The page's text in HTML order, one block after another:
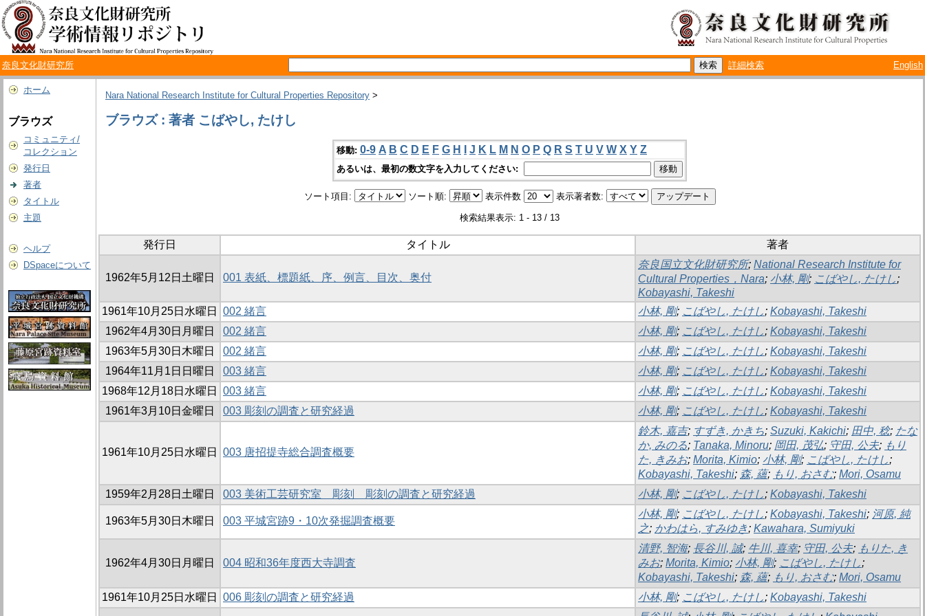
奈良文化財研究所 詳細検索 English
ホーム
ブラウズ
コミュニティ/
コレクション
発行日
著者
タイトル
主題
ヘルプ
DSpaceについて
Nara National Research Institute for Cultural Properties Repository >
ブラウズ : 著者 こばやし, たけし
移動: 0-9 A B C D E F G H J K L M N O P Q R S T U V W X Y Z
あるいは、最初の数文字を入力してください:
ソート項目: ソート順: 表示件数 表示著者数:
検索結果表示: 1 - 13 / 13
発行日 タイトル 著者
1962年5月12日土曜日 001 表紙、標題紙、序、例言、目次、奥付
奈良国立文化財研究所; National Research Institute for
Cultural Properties，Nara; 小林, 剛; こばやし, たけし;
Kobayashi, Takeshi
1961年10月25日水曜日
002 緒言 小林, 剛; こばやし, たけし; Kobayashi, Takeshi
1962年4月30日月曜日
002 緒言 小林, 剛; こばやし, たけし; Kobayashi, Takeshi
1963年5月30日木曜日
002 緒言 小林, 剛; こばやし, たけし; Kobayashi, Takeshi
1964年11月1日日曜日
003 緒言 小林, 剛; こばやし, たけし; Kobayashi, Takeshi
1968年12月18日水曜日
003 緒言 小林, 剛; こばやし, たけし; Kobayashi, Takeshi
1961年3月10日金曜日
003 彫刻の調査と研究経過 小林, 剛; こばやし, たけし; Kobayashi, Takeshi
1961年10月25日水曜日 003 唐招提寺総合調査概要
鈴木, 嘉吉; すずき, かきち; Suzuki, Kakichi; 田中, 稔; たな
か, みのる; Tanaka, Minoru; 岡田, 茂弘; 守田, 公夫; もり
た, きみお; Morita, Kimio; 小林, 剛; こばやし, たけし;
Kobayashi, Takeshi; 森, 蘊; もり, おさむ; Mori, Osamu
1959年2月28日土曜日
003 美術工芸研究室 彫刻 彫刻の調査と研究経過 小林, 剛; こばやし, たけし; Kobayashi, Takeshi
1963年5月30日木曜日 003 平城宮跡9・10次発掘調査概要
小林, 剛; こばやし, たけし; Kobayashi, Takeshi; 河原, 純
之; かわはら, すみゆき; Kawahara, Sumiyuki
1962年4月30日月曜日 004 昭和36年度西大寺調査
清野, 智海; 長谷川, 誠; 牛川, 喜幸; 守田, 公夫; もりた, き
みお; Morita, Kimio; 小林, 剛; こばやし, たけし;
Kobayashi, Takeshi; 森, 蘊; もり, おさむ; Mori, Osamu
1961年10月25日水曜日
006 彫刻の調査と研究経過 小林, 剛; こばやし, たけし; Kobayashi, Takeshi